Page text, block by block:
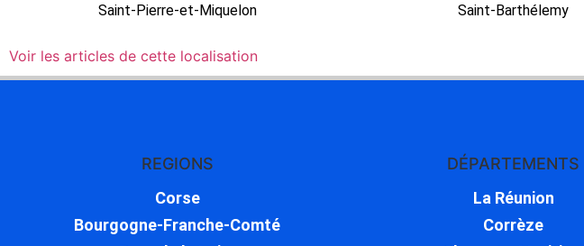
Saint-Pierre-et-Miquelon
Saint-Barthélemy
Voir les articles de cette localisation
REGIONS
Corse
Bourgogne-Franche-Comté
DÉPARTEMENTS
La Réunion
Corrèze